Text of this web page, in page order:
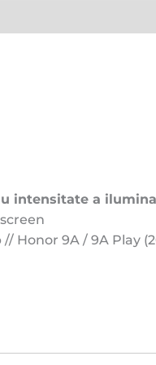
intensitate a
// Honor 9A / 9A Play